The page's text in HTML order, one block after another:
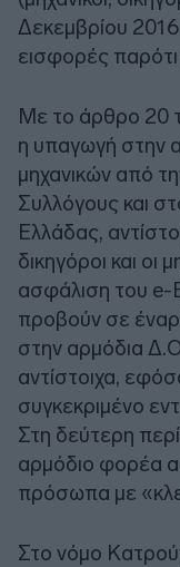
Δεκεμβρίου 2016
εισφορές
Με το άρθρο 20
η υπαγωγή στην
μηχανικών από
Συλλόγους και
Ελλάδας,
δικηγόροι και οι
ασφάλιση του
προβούν σε
στην αρμόδια
αντίστοιχα,
συγκεκριμένο
Στη δεύτερη
αρμόδιο φορέα
πρόσωπα με
Στο νόμο